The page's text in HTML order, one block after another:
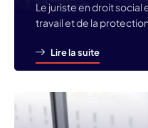
Le juriste en droit social
travail et de la
Lire la suite